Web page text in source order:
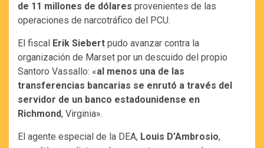
de 11 millones de dólares provenientes de las
operaciones de narcotráfico del PCU.
El fiscal Erik Siebert pudo avanzar contra la
organización de Marset por un descuido del propio
Santoro Vassallo: «al menos una de las
transferencias bancarias se enrutó a través del
servidor de un banco estadounidense en
Richmond, Virginia».
El agente especial de la DEA, Louis D’Ambrosio,